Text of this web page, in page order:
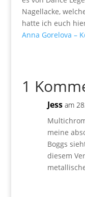
Nagellacke,
hatte ich euch
Anna Gorelova –
1
Jess am
meine
Boggs
diesem